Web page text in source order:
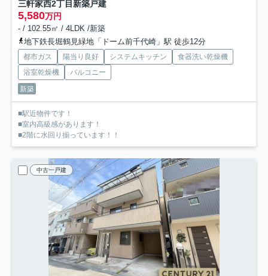
三軒家西2丁目新築戸建
5,580万円
- / 102.55㎡ / 4LDK /新築
地下鉄長堀鶴見緑地「ドーム前千代崎」駅 徒歩12分
都市ガス 陽当り良好 システムキッチン
食器洗い乾燥機
浴室乾燥機
バルコニー
新築
■駅近物件です！
■室内高級感があります！
■2階に水回り揃っています！！
中古一戸建